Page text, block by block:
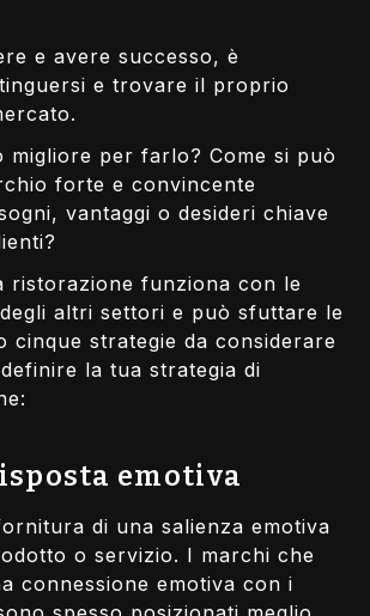
e avere successo, è
e trovare il proprio
migliore per farlo? Come si può
forte e convincente
vantaggi o desideri chiave
ristorazione funziona con le
altri settori e può sfuttare le
cinque strategie da considerare
la tua strategia di
emotiva
di una salienza emotiva
o servizio. I marchi che
connessione emotiva con i